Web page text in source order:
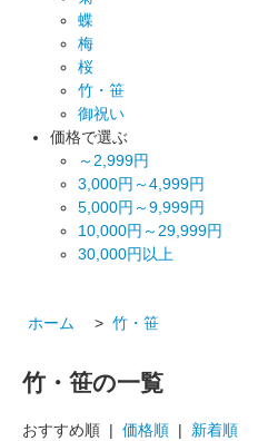
蝶
梅
桜
竹・笹
御祝い
価格で選ぶ
～2,999円
3,000円～4,999円
5,000円～9,999円
10,000円～29,999円
30,000円以上
ホーム > 竹・笹
竹・笹の一覧
おすすめ順 | 価格順 | 新着順